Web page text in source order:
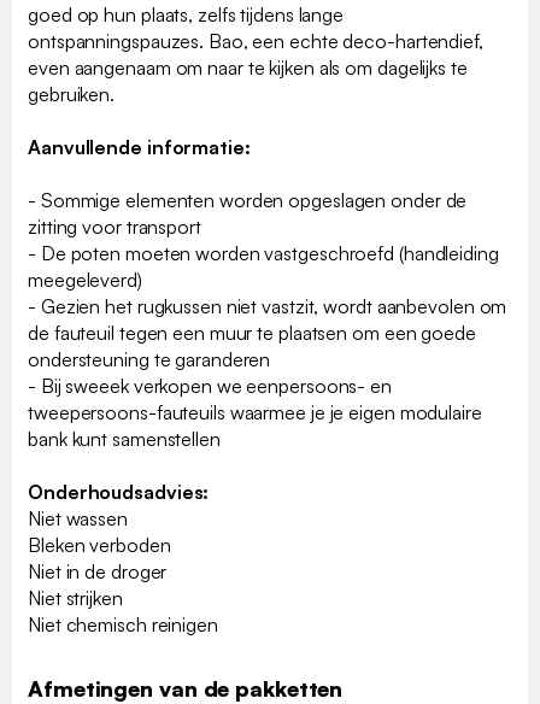
goed op hun plaats, zelfs tijdens lange
ontspanningspauzes. Bao, een echte deco-hartendief,
even aangenaam om naar te kijken als om dagelijks te
gebruiken.
Aanvullende informatie:
- Sommige elementen worden opgeslagen onder de
zitting voor transport
- De poten moeten worden vastgeschroefd (handleiding
meegeleverd)
- Gezien het rugkussen niet vastzit, wordt aanbevolen om
de fauteuil tegen een muur te plaatsen om een goede
ondersteuning te garanderen
- Bij sweeek verkopen we eenpersoons- en
tweepersoons-fauteuils waarmee je je eigen modulaire
bank kunt samenstellen
Onderhoudsadvies:
Niet wassen
Bleken verboden
Niet in de droger
Niet strijken
Niet chemisch reinigen
Afmetingen van de pakketten